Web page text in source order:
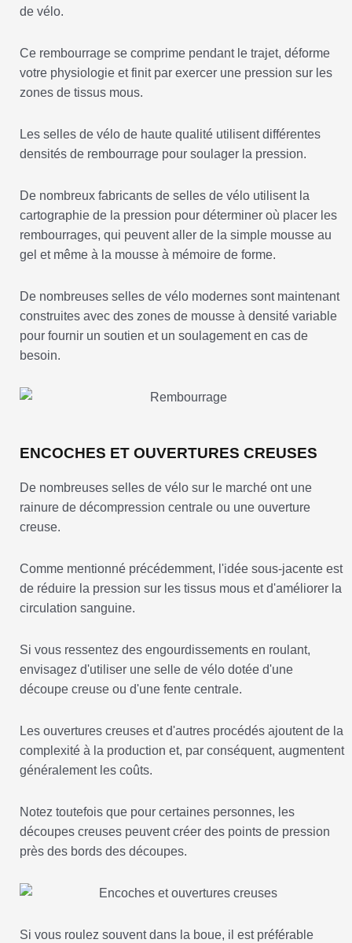
de vélo.
Ce rembourrage se comprime pendant le trajet, déforme
votre physiologie et finit par exercer une pression sur les
zones de tissus mous.
Les selles de vélo de haute qualité utilisent différentes
densités de rembourrage pour soulager la pression.
De nombreux fabricants de selles de vélo utilisent la
cartographie de la pression pour déterminer où placer les
rembourrages, qui peuvent aller de la simple mousse au
gel et même à la mousse à mémoire de forme.
De nombreuses selles de vélo modernes sont maintenant
construites avec des zones de mousse à densité variable
pour fournir un soutien et un soulagement en cas de
besoin.
ENCOCHES ET OUVERTURES CREUSES
De nombreuses selles de vélo sur le marché ont une
rainure de décompression centrale ou une ouverture
creuse.
Comme mentionné précédemment, l'idée sous-jacente est
de réduire la pression sur les tissus mous et d'améliorer la
circulation sanguine.
Si vous ressentez des engourdissements en roulant,
envisagez d'utiliser une selle de vélo dotée d'une
découpe creuse ou d'une fente centrale.
Les ouvertures creuses et d'autres procédés ajoutent de la
complexité à la production et, par conséquent, augmentent
généralement les coûts.
Notez toutefois que pour certaines personnes, les
découpes creuses peuvent créer des points de pression
près des bords des découpes.
Si vous roulez souvent dans la boue, il est préférable